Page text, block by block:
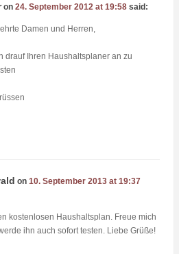
on 24. September 2012 at 19:58 said:
Damen und Herren,
drauf Ihren Haushaltsplaner an zu
on 10. September 2013 at 19:37
kostenlosen Haushaltsplan. Freue mich
ihn auch sofort testen. Liebe Grüße!